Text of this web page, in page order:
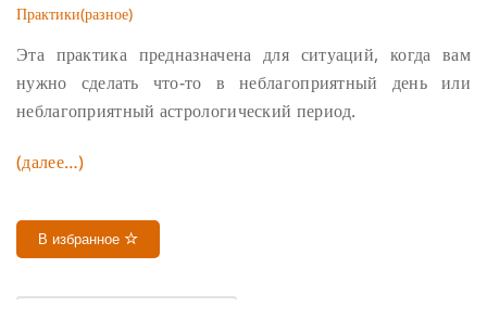
Практики(разное)
Эта практика предназначена для ситуаций, когда вам
нужно сделать что-то в неблагоприятный день или
неблагоприятный астрологический период.
(далее…)
В избранное